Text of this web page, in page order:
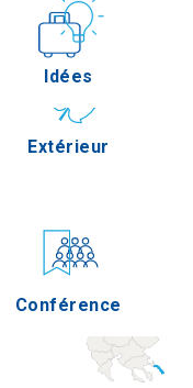
Serres
Extérieur
Conférence
Idées